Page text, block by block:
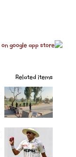
Related items